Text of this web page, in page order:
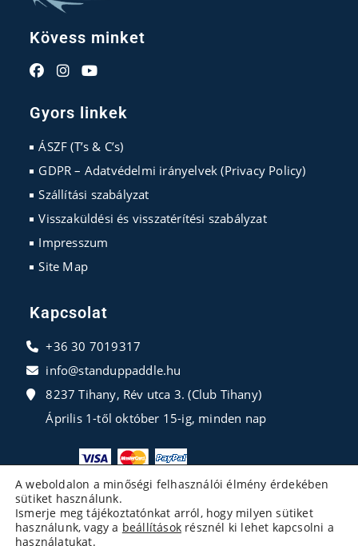
Kövess minket
in
a
new
a
new
tab
in
a
new
Gyors linkek
ÁSZF (T’s & C’s)
GDPR – Adatvédelmi irányelvek (Privacy Policy)
Szállítási szabályzat
Visszaküldési és visszatérítési szabályzat
Impresszum
Site Map
Kapcsolat
+36 30 7019317
info@standuppaddle.hu
8237 Tihany, Rév utca 3. (Club Tihany)
Április 1-től október 15-ig, minden nap
A weboldalon a minőségi felhasználói élmény érdekében
sütiket használunk.
Ismerje meg tájékoztatónkat arról, hogy milyen sütiket
használunk, vagy a beállítások résznél ki lehet kapcsolni a
használatukat.